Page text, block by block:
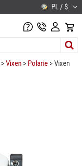
PL / $
>Vixen > Polarie > Vixen